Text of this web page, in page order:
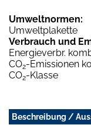
Umweltnormen:
Umweltplakette
Verbrauch und
Energieverbr.
CO2-Emissionen
CO2-Klasse
Beschreibung /